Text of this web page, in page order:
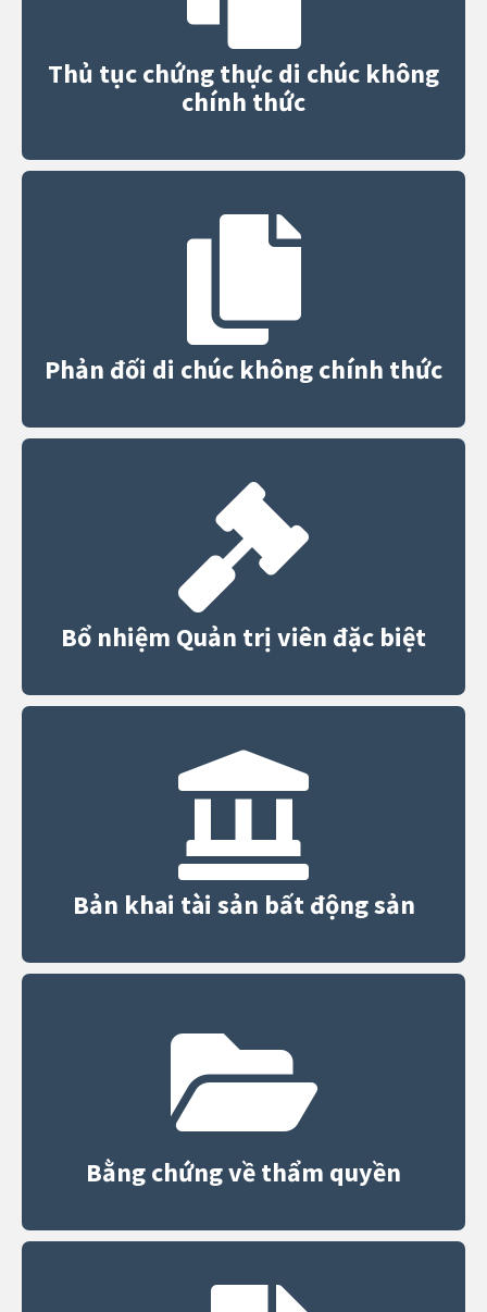
Thủ tục chứng thực di chúc không
chính thức
Phản đối di chúc không chính thức
Bổ nhiệm Quản trị viên đặc biệt
Bản khai tài sản bất động sản
Bằng chứng về thẩm quyền